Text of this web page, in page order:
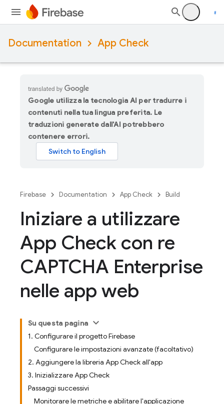
Documentation App Check
Google utilizza la tecnologia AI per tradurre i
contenuti nella tua lingua preferita. Le
traduzioni generate dall'AI potrebbero
contenere errori.
Firebase Documentation App Check Build
Iniziare a utilizzare
App Check con re
CAPTCHA Enterprise
nelle app web
Su questa pagina
1. Configurare il progetto Firebase
Configurare le impostazioni avanzate (facoltativo)
2. Aggiungere la libreria App Check all'app
3. Inizializzare App Check
Passaggi successivi
Monitorare le metriche e abilitare l'applicazione